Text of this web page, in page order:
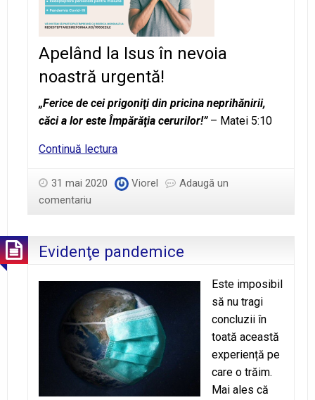
Apelând la Isus în nevoia
noastră urgentă!
„Ferice de cei prigoniţi din pricina neprihănirii,
căci a lor este Împărăţia cerurilor!” – Matei 5:10
Continuă lecturaZiua
–
31 mai 2020 Viorel
Adaugă un
comentariu
Evidenţe pandemice
Este imposibil
să nu tragi
concluzii în
toată această
experiență pe
care o trăim.
Mai ales că